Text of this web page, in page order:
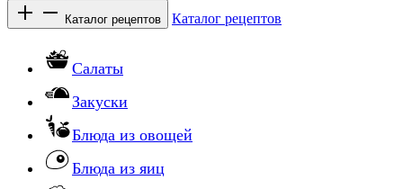
Каталог рецептов Каталог рецептов
Салаты
Закуски
Блюда из овощей
Блюда из яиц